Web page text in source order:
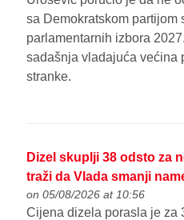
sa Demokratskom partijom
parlamentarnih izbora
sadašnja vladajuća većina
stranke.
Dizel skuplji 38 odsto za
traži da Vlada smanji
on 05/08/2026 at 10:56
Cijena dizela porasla je za